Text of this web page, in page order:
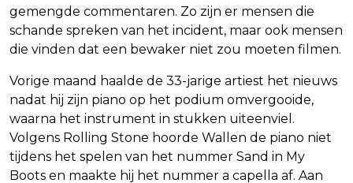
gemengde commentaren. Zo zijn er mensen die
schande spreken van het incident, maar ook mensen
die vinden dat een bewaker niet zou moeten filmen.
Vorige maand haalde de 33-jarige artiest het nieuws
nadat hij zijn piano op het podium omvergooide,
waarna het instrument in stukken uiteenviel.
Volgens Rolling Stone hoorde Wallen de piano niet
tijdens het spelen van het nummer Sand in My
Boots en maakte hij het nummer a capella af. Aan